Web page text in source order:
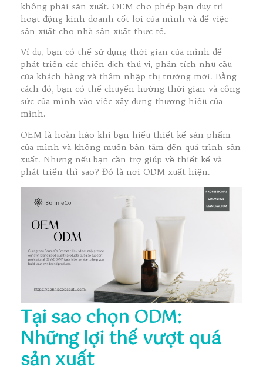
không phải sản xuất. OEM cho phép bạn duy trì
hoạt động kinh doanh cốt lõi của mình và để việc
sản xuất cho nhà sản xuất thực tế.
Ví dụ, bạn có thể sử dụng thời gian của mình để
phát triển các chiến dịch thú vị, phân tích nhu cầu
của khách hàng và thâm nhập thị trường mới. Bằng
cách đó, bạn có thể chuyển hướng thời gian và công
sức của mình vào việc xây dựng thương hiệu của
mình.
OEM là hoàn hảo khi bạn hiểu thiết kế sản phẩm
của mình và không muốn bận tâm đến quá trình sản
xuất. Nhưng nếu bạn cần trợ giúp về thiết kế và
phát triển thì sao? Đó là nơi ODM xuất hiện.
Tại sao chọn ODM:
Những lợi thế vượt quá
sản xuất